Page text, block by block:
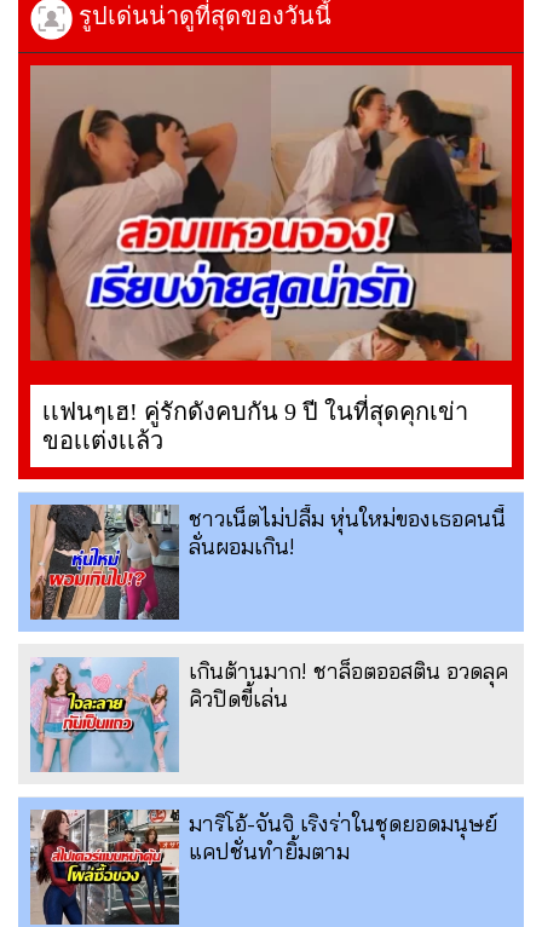
รูปเด่นน่าดูที่สุดของวันนี้
เเฟนๆเฮ! คู่รักดังคบกัน 9 ปี ในที่สุดคุกเข่า
ขอเเต่งเเล้ว
ชาวเน็ตไม่ปลื้ม หุ่นใหม่ของเธอคนนี้
ลั่นผอมเกิน!
เกินต้านมาก! ชาล็อตออสติน อวดลุค
คิวปิดขี้เล่น
มาริโอ้-จันจิ เริงร่าในชุดยอดมนุษย์
แคปชั่นทำยิ้มตาม